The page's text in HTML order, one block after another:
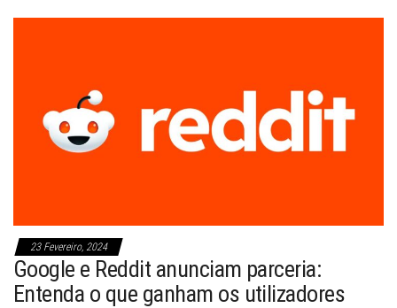
23 Fevereiro, 2024
Google e Reddit anunciam parceria:
Entenda o que ganham os utilizadores